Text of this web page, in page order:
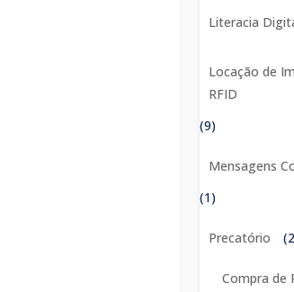
Literacia
Locação de
RFID
(9)
Mensagens
(1)
Precatório
Compra de